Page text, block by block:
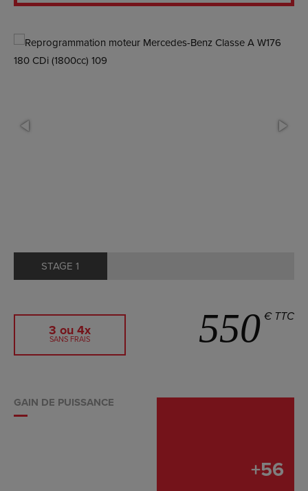
STAGE 1
3 ou 4x
SANS FRAIS 550 € TTC
GAIN DE PUISSANCE
+56